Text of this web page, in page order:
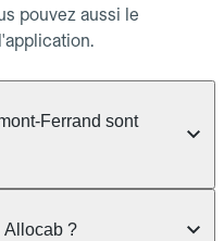
pouvez aussi le
Ferrand sont
Ferrand,
Allocab ?